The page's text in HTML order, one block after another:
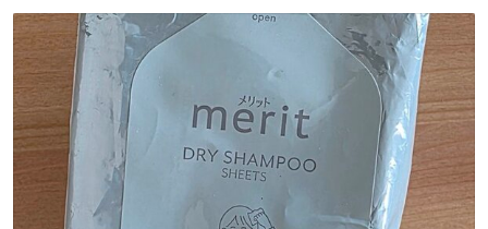
送設備に外部から不正に音声が流された可能性も含めて確
認を実施」と説明した。
ト
数
数